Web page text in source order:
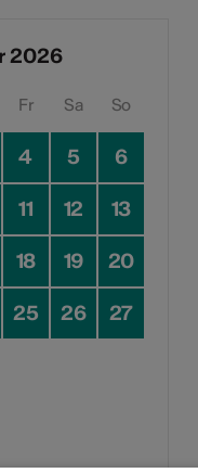
2026
Fr Sa So
4 5 6
11 12 13
18 19 20
25 26 27